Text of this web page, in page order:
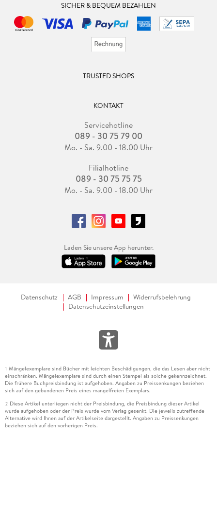
SICHER & BEQUEM BEZAHLEN
TRUSTED SHOPS
KONTAKT
Servicehotline
089 - 30 75 79 00
Mo. - Sa. 9.00 - 18.00 Uhr
Filialhotline
089 - 30 75 75 75
Mo. - Sa. 9.00 - 18.00 Uhr
Laden Sie unsere App herunter.
Datenschutz AGB Impressum
Widerrufsbelehrung
Datenschutzeinstellungen
1 Mängelexemplare sind Bücher mit leichten Beschädigungen, die das Lesen aber nicht
einschränken. Mängelexemplare sind durch einen Stempel als solche gekennzeichnet.
Die frühere Buchpreisbindung ist aufgehoben. Angaben zu Preissenkungen beziehen
sich auf den gebundenen Preis eines mangelfreien Exemplars.
2 Diese Artikel unterliegen nicht der Preisbindung, die Preisbindung dieser Artikel
wurde aufgehoben oder der Preis wurde vom Verlag gesenkt. Die jeweils zutreffende
Alternative wird Ihnen auf der Artikelseite dargestellt. Angaben zu Preissenkungen
beziehen sich auf den vorherigen Preis.